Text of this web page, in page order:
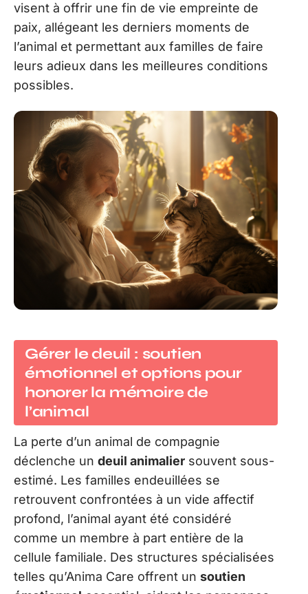
visent à offrir une fin de vie empreinte de
paix, allégeant les derniers moments de
l’animal et permettant aux familles de faire
leurs adieux dans les meilleures conditions
possibles.
Gérer le deuil : soutien
émotionnel et options pour
honorer la mémoire de
l’animal
La perte d’un animal de compagnie
déclenche un deuil animalier souvent sous-
estimé. Les familles endeuillées se
retrouvent confrontées à un vide affectif
profond, l’animal ayant été considéré
comme un membre à part entière de la
cellule familiale. Des structures spécialisées
telles qu’Anima Care offrent un soutien